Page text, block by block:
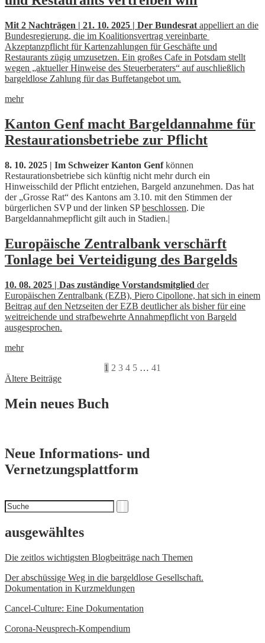
Mit 2 Nachträgen | 21. 10. 2025 | Der Bundesrat appelliert an die
Bundesregierung, die im Koalitionsvertrag vereinbarte
Akzeptanzpflicht für Kartenzahlungen für Geschäfte und
Restaurants zügig umzusetzen. Ein großes Cafe in Potsdam stellt
wegen „aktueller Hinweise des Steuerberaters“ auf auschließlich
bargeldlose Zahlung für das Buffetangebot um.
mehr
Kanton Genf macht Bargeldannahme für
Restaurationsbetriebe zur Pflicht
8. 10. 2025 | Im Schweizer Kanton Genfkönnen
Restaurationsbetriebe sich künftig nicht mehr durch ein
Hinweisschild der Pflicht entziehen, Bargeld anzunehmen. Das hat
der „Grosse Rat“ des Kantons am 3.10. mit den Stimmen der
bürgerlichen SVP und der linken SPbeschlossen. Die
Bargeldannahmepflicht gilt auch in Stadien.|
Europäische Zentralbank verschärft
Tonlage bei Verteidigung des Bargelds
10. 08. 2025 | Das zuständige Vorstandsmitglied der
Europäischen Zentralbank (EZB), Piero Cipollone, hat sich in einem
Beitrag auf den Netzseiten der EZB deutlicher als bisher für eine
weitreichende und strafbewehrte Annahmepflicht von Bargeld
ausgesprochen.
mehr
1 2 3 4 5 … 41
Beitragsnavigation
Ältere Beiträge
Mein neues Buch
Neue Informations- und
Vernetzungsplattform
Suchen
nach
ausgewähltes
Die zeitlos wichtigsten Blogbeiträge nach Themen
Der abschüssige Weg in die bargeldlose Gesellschaft.
Dokumentation in Kurzmeldungen
Cancel-Culture: Eine Dokumentation
Corona-Neusprech-Kompendium